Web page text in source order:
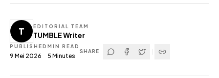
T EDITORIAL TEAM
TUMBLE Writer
PUBLISHED
9 Mei 2026
MIN READ
5 Minutes
SHARE